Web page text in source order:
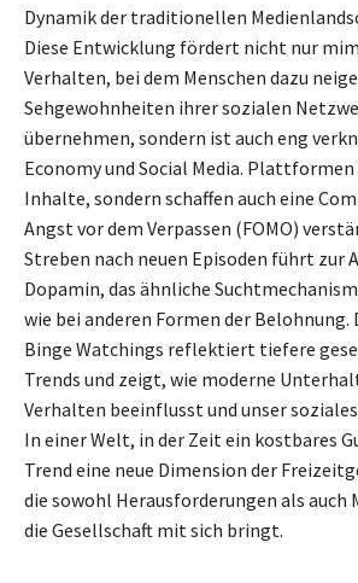
Dynamik der traditionellen
Diese Entwicklung fördert nicht nur
Verhalten, bei dem Menschen dazu
Sehgewohnheiten ihrer sozialen
übernehmen, sondern ist auch eng
Economy und Social Media.
Inhalte, sondern schaffen auch eine
Angst vor dem Verpassen (FOMO)
Streben nach neuen Episoden führt zur
Dopamin, das ähnliche
wie bei anderen Formen der Belohnung.
Binge Watchings reflektiert tiefere
Trends und zeigt, wie moderne
Verhalten beeinflusst und unser
In einer Welt, in der Zeit ein kostbares
Trend eine neue Dimension der
die sowohl Herausforderungen als
die Gesellschaft mit sich bringt.